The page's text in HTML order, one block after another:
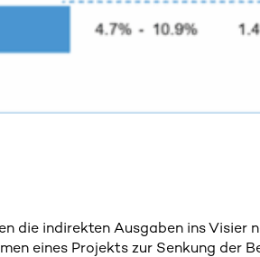
die indirekten Ausgaben ins Visier
eines Projekts zur Senkung der